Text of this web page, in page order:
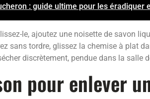
: guide ultime pour les éradiquer
le, ajoutez une noisette de savon
sans tordre, glissez la chemise à plat
discrètement, pendue dans la
pour enlever